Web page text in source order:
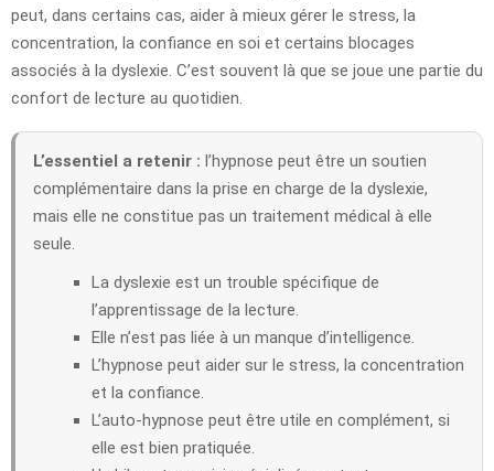
peut, dans certains cas, aider à mieux gérer le stress, la
concentration, la confiance en soi et certains blocages
associés à la dyslexie. C’est souvent là que se joue une partie du
confort de lecture au quotidien.
L’essentiel a retenir : l’hypnose peut être un soutien
complémentaire dans la prise en charge de la dyslexie,
mais elle ne constitue pas un traitement médical à elle
seule.
La dyslexie est un trouble spécifique de
l’apprentissage de la lecture.
Elle n’est pas liée à un manque d’intelligence.
L’hypnose peut aider sur le stress, la concentration
et la confiance.
L’auto-hypnose peut être utile en complément, si
elle est bien pratiquée.